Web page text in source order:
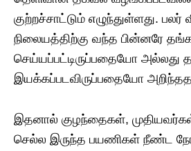
குற்றச்சாட்டும் எழுந்துள்ளது. பலர்
நிலையத்திற்கு வந்த பின்னரே
செய்யப்பட்டிருப்பதையோ அல்லது
இயக்கப்படவிருப்பதையோ
இதனால் குழந்தைகள், முதியவர்கள்
செல்ல இருந்த பயணிகள் நீண்ட